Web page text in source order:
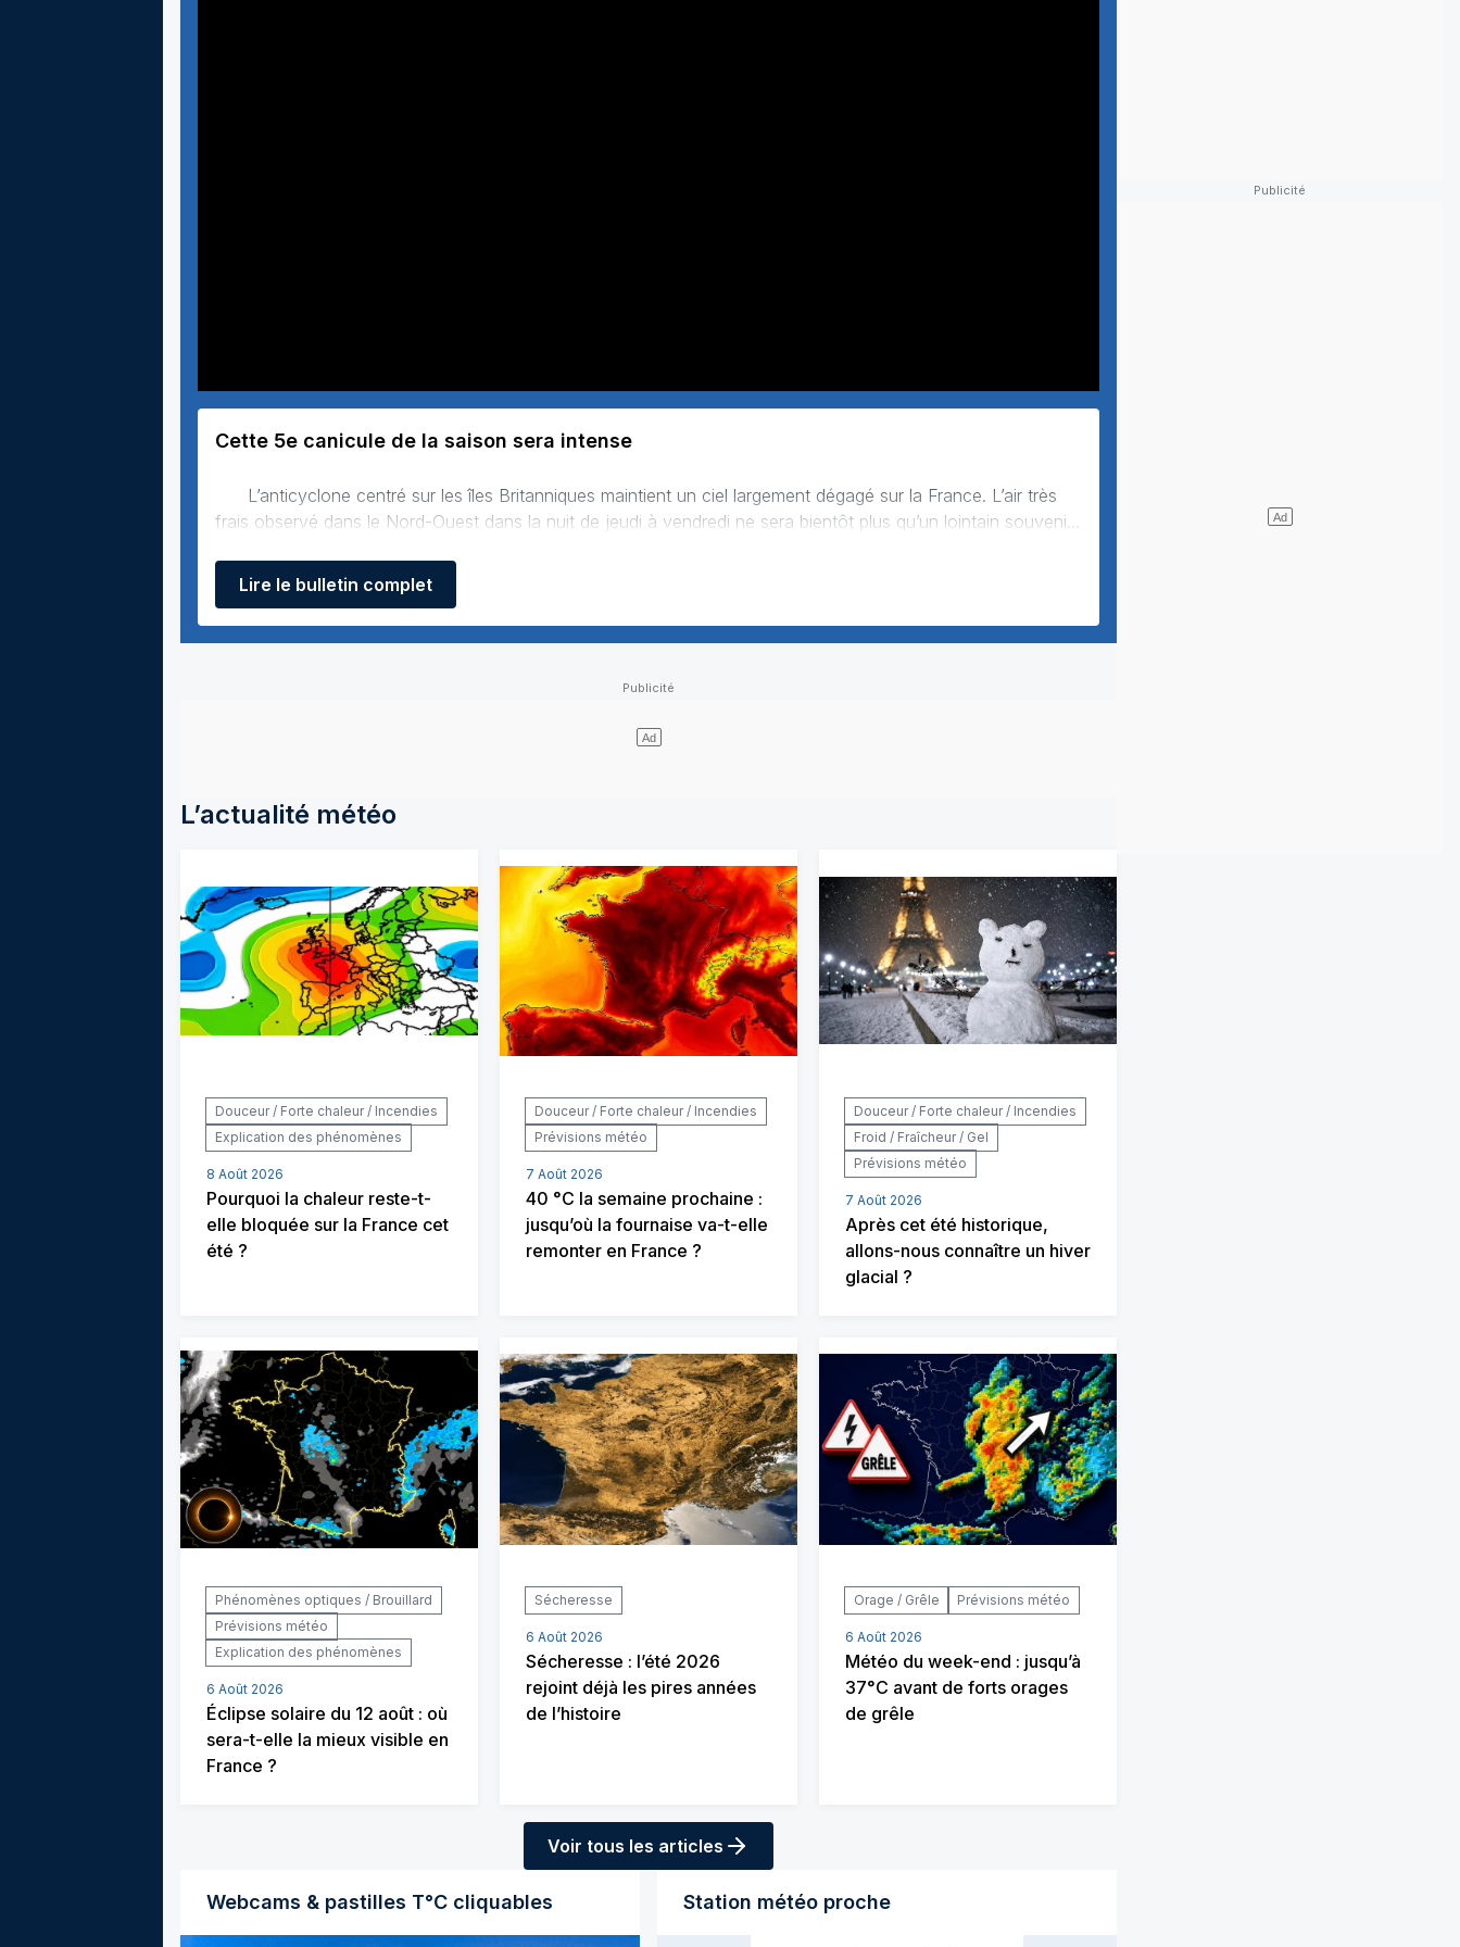
Cette 5e canicule de la saison sera intense
frais observé dans le Nord-Ouest dans la nuit de jeudi à vendredi ne sera bientôt plus qu’un lointain souvenir.
Lire le bulletin complet
L’actualité météo
Douceur / Forte chaleur / Incendies
Explication des phénomènes
8 Août 2026
Pourquoi la chaleur reste-t-
elle bloquée sur la France cet
été ?
Douceur / Forte chaleur / Incendies
Prévisions météo
7 Août 2026
40 °C la semaine prochaine :
jusqu’où la fournaise va-t-elle
remonter en France ?
Douceur / Forte chaleur / Incendies
Froid / Fraîcheur / Gel
Prévisions météo
7 Août 2026
Après cet été historique,
allons-nous connaître un hiver
glacial ?
Phénomènes optiques / Brouillard
Prévisions météo
Explication des phénomènes
6 Août 2026
Éclipse solaire du 12 août : où
sera-t-elle la mieux visible en
France ?
Sécheresse
6 Août 2026
Sécheresse : l’été 2026
rejoint déjà les pires années
de l’histoire
Orage / Grêle Prévisions météo
6 Août 2026
Météo du week-end : jusqu’à
37°C avant de forts orages
de grêle
Voir tous les articles
Webcams & pastilles T°C cliquables Station météo proche